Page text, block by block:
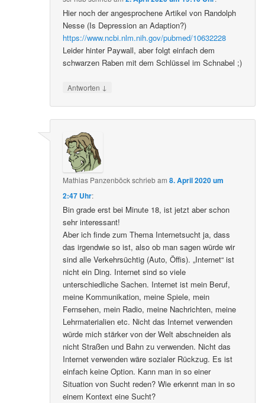
Hier noch der angesprochene Artikel von Randolph
Nesse (Is Depression an Adaption?)
https://www.ncbi.nlm.nih.gov/pubmed/10632228
Leider hinter Paywall, aber folgt einfach dem
schwarzen Raben mit dem Schlüssel im Schnabel ;)
Antworten ↓
Mathias Panzenböckschriebam8. April 2020 um
2:47 Uhr:
Bin grade erst bei Minute 18, ist jetzt aber schon
sehr interessant!
Aber ich finde zum Thema Internetsucht ja, dass
das irgendwie so ist, also ob man sagen würde wir
sind alle Verkehrsüchtig (Auto, Öffis). „Internet“ ist
nicht ein Ding. Internet sind so viele
unterschiedliche Sachen. Internet ist mein Beruf,
meine Kommunikation, meine Spiele, mein
Fernsehen, mein Radio, meine Nachrichten, meine
Lehrmaterialien etc. Nicht das Internet verwenden
würde mich stärker von der Welt abschneiden als
nicht Straßen und Bahn zu verwenden. Nicht das
Internet verwenden wäre sozialer Rückzug. Es ist
einfach keine Option. Kann man in so einer
Situation von Sucht reden? Wie erkennt man in so
einem Kontext eine Sucht?